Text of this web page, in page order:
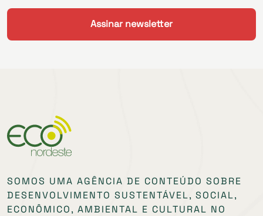
SOMOS UMA AGÊNCIA DE CONTEÚDO SOBRE
DESENVOLVIMENTO SUSTENTÁVEL, SOCIAL,
ECONÔMICO, AMBIENTAL E CULTURAL NO